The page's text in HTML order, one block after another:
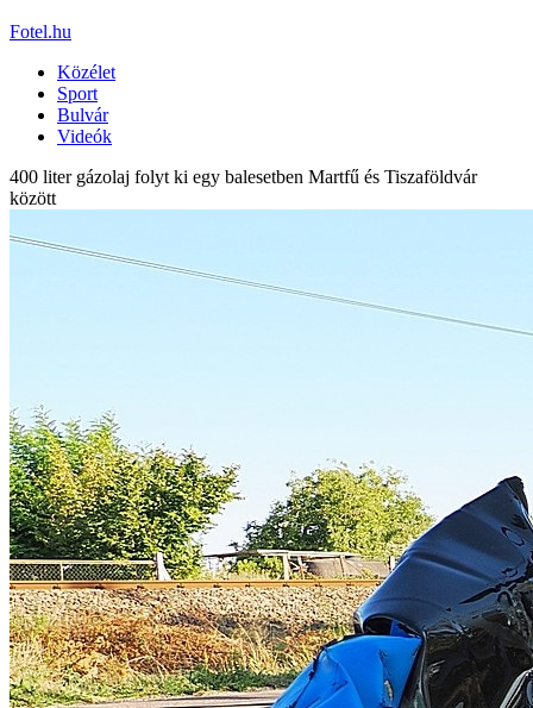
Fotel.hu
Közélet
Sport
Bulvár
Videók
400 liter gázolaj folyt ki egy balesetben Martfű és Tiszaföldvár
között